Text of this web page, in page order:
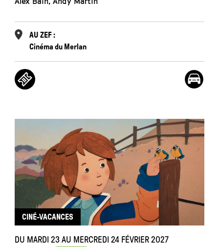
AU ZEF :
Cinéma du Merlan
CINÉ-VACANCES
DU MARDI 23 AU MERCREDI 24 FÉVRIER 2027